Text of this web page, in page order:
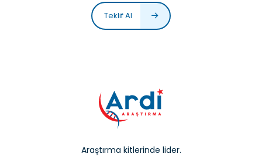
Teklif Al
Araştırma kitlerinde lider.